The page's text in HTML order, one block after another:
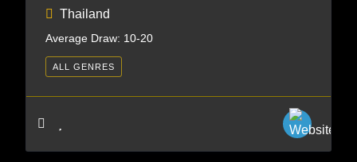
Thailand
Average Draw: 10-20
ALL GENRES